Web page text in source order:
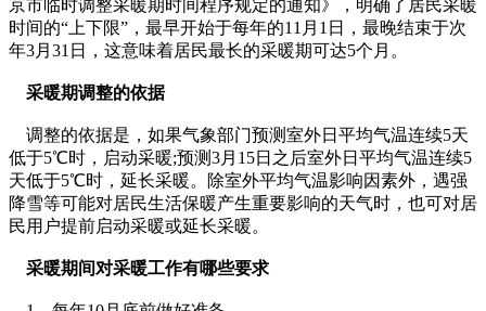
京市临时调整采暖期时间程序规定的通知》，明确了居民采暖
时间的“上下限”，最早开始于每年的11月1日，最晚结束于次
年3月31日，这意味着居民最长的采暖期可达5个月。
采暖期调整的依据
调整的依据是，如果气象部门预测室外日平均气温连续5天
低于5℃时，启动采暖;预测3月15日之后室外日平均气温连续5
天低于5℃时，延长采暖。除室外平均气温影响因素外，遇强
降雪等可能对居民生活保暖产生重要影响的天气时，也可对居
民用户提前启动采暖或延长采暖。
采暖期间对采暖工作有哪些要求